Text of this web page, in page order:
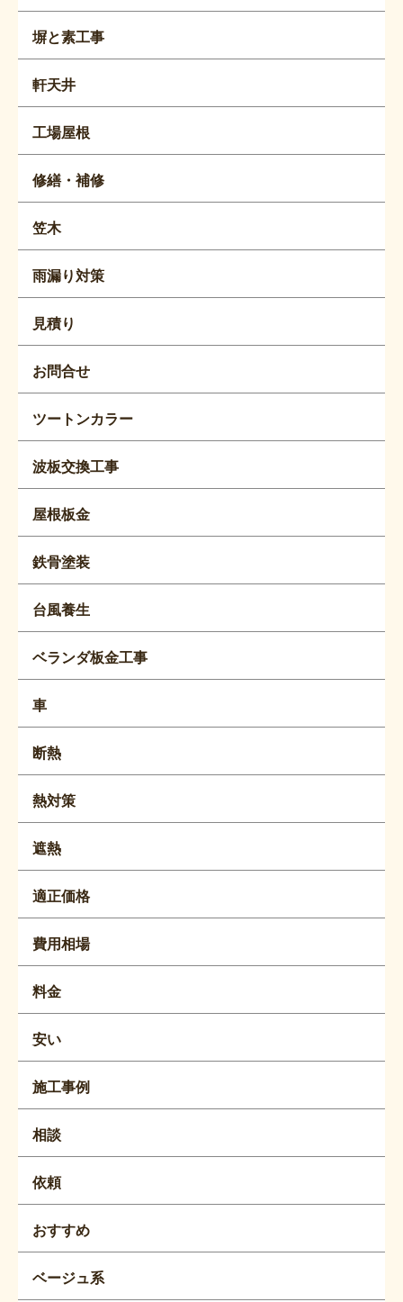
塀と素工事
軒天井
工場屋根
修繕・補修
笠木
雨漏り対策
見積り
お問合せ
ツートンカラー
波板交換工事
屋根板金
鉄骨塗装
台風養生
ベランダ板金工事
車
断熱
熱対策
遮熱
適正価格
費用相場
料金
安い
施工事例
相談
依頼
おすすめ
ベージュ系